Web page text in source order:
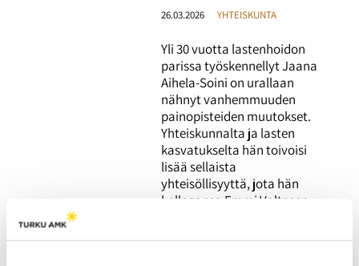
26.03.2026 YHTEISKUNTA
Yli 30 vuotta lastenhoidon
parissa työskennellyt Jaana
Aihela-Soini on urallaan
nähnyt vanhemmuuden
painopisteiden muutokset.
Yhteiskunnalta ja lasten
kasvatukselta hän toivoisi
lisää sellaista
yhteisöllisyyttä, jota hän
kollegansa Emmi Valtasen